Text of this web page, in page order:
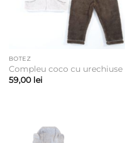
BOTEZ
Compleu coco cu urechiuse
59,00 lei